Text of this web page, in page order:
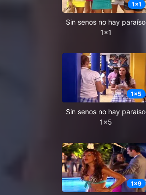
1x1
Sin senos no hay paraíso
1x1
1x5
Sin senos no hay paraíso
1x5
1x9